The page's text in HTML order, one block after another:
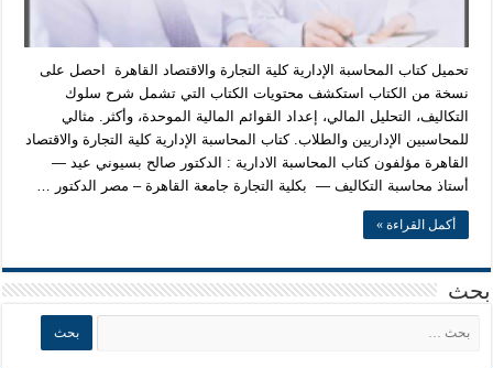
تحميل كتاب المحاسبة الإدارية كلية التجارة والاقتصاد القاهرة احصل على
نسخة من الكتاب استكشف محتويات الكتاب التي تشمل شرح سلوك
التكاليف، التحليل المالي، إعداد القوائم المالية الموحدة، وأكثر. مثالي
للمحاسبين الإداريين والطلاب. كتاب المحاسبة الإدارية كلية التجارة والاقتصاد
القاهرة مؤلفون كتاب المحاسبة الادارية : الدكتور صالح بسيوني عيد —
أستاذ محاسبة التكاليف — بكلية التجارة جامعة القاهرة – مصر الدكتور …
أكمل القراءة »
بحث